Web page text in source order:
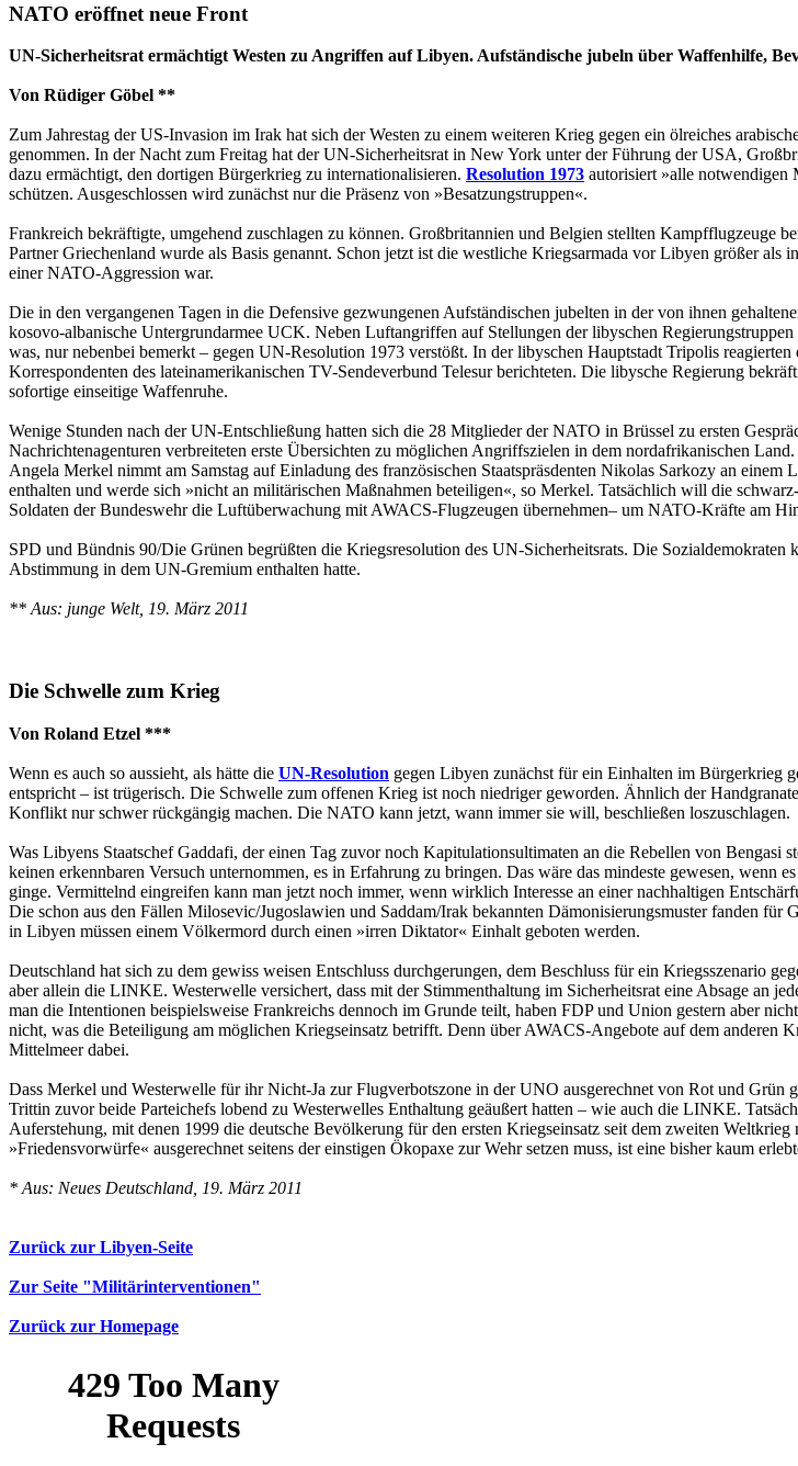
NATO eröffnet neue Front
UN-Sicherheitsrat ermächtigt Westen zu Angriffen auf Libyen. Aufständische jubeln über Waffenhilfe,
Von Rüdiger Göbel **
Zum Jahrestag der US-Invasion im Irak hat sich der Westen zu einem weiteren Krieg gegen ein ölreiches
genommen. In der Nacht zum Freitag hat der UN-Sicherheitsrat in New York unter der Führung der USA,
dazu ermächtigt, den dortigen Bürgerkrieg zu internationalisieren. Resolution 1973 autorisiert »alle
schützen. Ausgeschlossen wird zunächst nur die Präsenz von »Besatzungstruppen«.
Frankreich bekräftigte, umgehend zuschlagen zu können. Großbritannien und Belgien stellten
Partner Griechenland wurde als Basis genannt. Schon jetzt ist die westliche Kriegsarmada vor ­Libyen größer
einer NATO-Aggression war.
Die in den vergangenen Tagen in die Defensive gezwungenen Aufständischen jubelten in der von ihnen
kosovo-albanische Untergrundarmee UCK. Neben Luftangriffen auf Stellungen der libyschen
was, nur nebenbei bemerkt – gegen UN-Resolution 1973 verstößt. In der libyschen Hauptstadt Tripolis
Korrespondenten des lateinamerikanischen TV-Sendeverbund Telesur berichteten. Die libysche Regierung
sofortige einseitige Waffenruhe.
Wenige Stunden nach der UN-Entschließung hatten sich die 28 Mitglieder der NATO in Brüssel zu ersten
Nachrichtenagenturen verbreiteten erste Übersichten zu möglichen Angriffszielen in dem nordafrikanischen
Angela Merkel nimmt am Samstag auf Einladung des französischen Staatspräsdenten Nikolas Sarkozy an
enthalten und werde sich »nicht an militärischen Maßnahmen beteiligen«, so Merkel. Tatsächlich will die
Soldaten der Bundeswehr die Luftüberwachung mit AWACS-Flugzeugen übernehmen– um NATO-Kräfte am
SPD und Bündnis 90/Die Grünen begrüßten die Kriegsresolution des UN-Sicherheitsrats. Die
Abstimmung in dem UN-Gremium enthalten hatte.
** Aus: junge Welt, 19. März 2011
Die Schwelle zum Krieg
Von Roland Etzel ***
Wenn es auch so aussieht, als hätte die UN-Resolution gegen Libyen zunächst für ein Einhalten im Bürgerkrieg
entspricht – ist trügerisch. Die Schwelle zum offenen Krieg ist noch niedriger geworden. Ähnlich der
Konflikt nur schwer rückgängig machen. Die NATO kann jetzt, wann immer sie will, beschließen loszuschlagen.
Was Libyens Staatschef Gaddafi, der einen Tag zuvor noch Kapitulationsultimaten an die Rebellen von
keinen erkennbaren Versuch unternommen, es in Erfahrung zu bringen. Das wäre das mindeste gewesen,
ginge. Vermittelnd eingreifen kann man jetzt noch immer, wenn wirklich Interesse an einer nachhaltigen
Die schon aus den Fällen Milosevic/Jugoslawien und Saddam/Irak bekannten Dämonisierungsmuster fanden
in Libyen müssen einem Völkermord durch einen »irren Diktator« Einhalt geboten werden.
Deutschland hat sich zu dem gewiss weisen Entschluss durchgerungen, dem Beschluss für ein Kriegsszenario
aber allein die LINKE. Westerwelle versichert, dass mit der Stimmenthaltung im Sicherheitsrat eine Absage an
man die Intentionen beispielsweise Frankreichs dennoch im Grunde teilt, haben FDP und Union gestern aber
nicht, was die Beteiligung am möglichen Kriegseinsatz betrifft. Denn über AWACS-Angebote auf dem anderen
Mittelmeer dabei.
Dass Merkel und Westerwelle für ihr Nicht-Ja zur Flugverbotszone in der UNO ausgerechnet von Rot und Grün
Trittin zuvor beide Parteichefs lobend zu Westerwelles Enthaltung geäußert hatten – wie auch die LINKE.
Auferstehung, mit denen 1999 die deutsche Bevölkerung für den ersten Kriegseinsatz seit dem zweiten
»Friedensvorwürfe« ausgerechnet seitens der einstigen Ökopaxe zur Wehr setzen muss, ist eine bisher kaum
* Aus: Neues Deutschland, 19. März 2011
Zurück zur Libyen-Seite
Zur Seite "Militärinterventionen"
Zurück zur Homepage